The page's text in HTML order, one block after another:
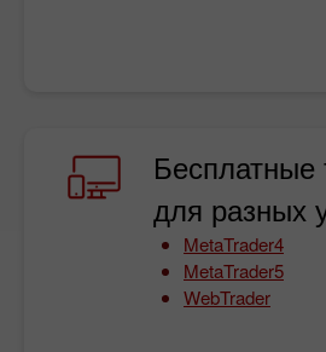
для разных
MetaTrader4
MetaTrader5
WebTrader